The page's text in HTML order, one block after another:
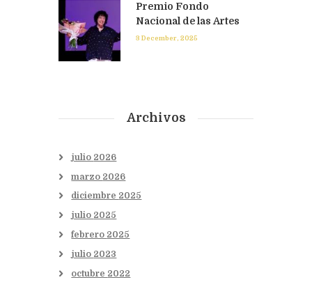
Premio Fondo
Nacional de las Artes
3 December, 2025
Archivos
julio 2026
marzo 2026
diciembre 2025
julio 2025
febrero 2025
julio 2023
octubre 2022